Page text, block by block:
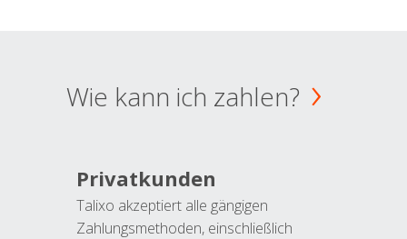
Wie kann ich zahlen?
Privatkunden
Talixo akzeptiert alle gängigen
Zahlungsmethoden, einschließlich